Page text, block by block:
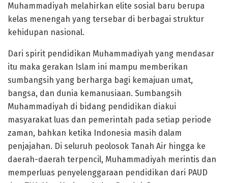
Muhammadiyah melahirkan elite sosial baru berupa
kelas menengah yang tersebar di berbagai struktur
kehidupan nasional.
Dari spirit pendidikan Muhammadiyah yang mendasar
itu maka gerakan Islam ini mampu memberikan
sumbangsih yang berharga bagi kemajuan umat,
bangsa, dan dunia kemanusiaan. Sumbangsih
Muhammadiyah di bidang pendidikan diakui
masyarakat luas dan pemerintah pada setiap periode
zaman, bahkan ketika Indonesia masih dalam
penjajahan. Di seluruh peolosok Tanah Air hingga ke
daerah-daerah terpencil, Muhammadiyah merintis dan
memperluas penyelenggaraan pendidikan dari PAUD